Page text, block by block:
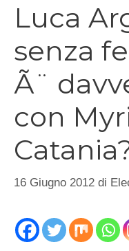
Luca
senza
Ã¨
con
16 Giugno 2012 di